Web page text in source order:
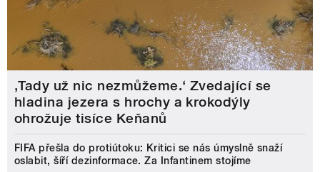
‚Tady už nic nezmůžeme.‘ Zvedající se
hladina jezera s hrochy a krokodýly
ohrožuje tisíce Keňanů
FIFA přešla do protiútoku: Kritici se nás úmyslně snaží
oslabit, šíří dezinformace. Za Infantinem stojíme